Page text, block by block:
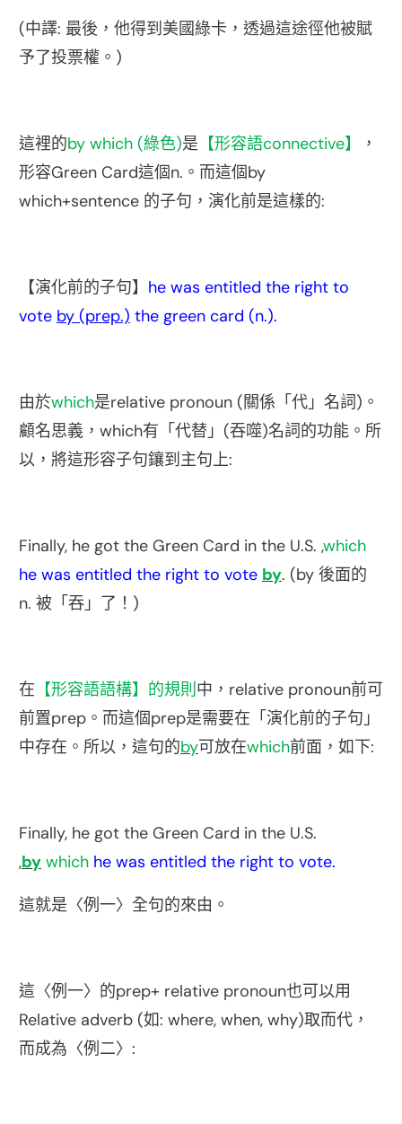
(中譯: 最後，他得到美國綠卡，透過這途徑他被賦
予了投票權。 )
這裡的by which (綠色)是 【形容語connective】
，
形容Green Card這個n. 。而這個by
which+sentence 的子句，演化前是這樣的:
【演化前的子句】 he was entitled the right to
vote by (prep.) the green card (n.).
由於which是relative pronoun (關係「代」名詞 ) 。
顧名思義， which有「代替」 (吞噬)名詞的功能。所
以，將這形容子句鑲到主句上:
Finally, he got the Green Card in the U.S. ,which
he was entitled the right to vote by. (by 後面的
n. 被「吞」了！ )
在 【形容語語構】的規則 中， relative pronoun前可
前置prep 。而這個prep是需要在「演化前的子句」
中存在。所以，這句的by可放在which前面，如下:
Finally, he got the Green Card in the U.S.
,by which he was entitled the right to vote.
這就是〈例一〉全句的來由。
這〈例一〉的prep+ relative pronoun也可以用
Relative adverb (如: where, when, why)取而代，
而成為〈例二〉 :